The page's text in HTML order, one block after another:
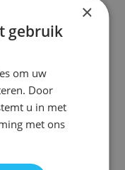
x-hm71 x-hm8
×
gebruik
om uw
Door
u in met
met ons